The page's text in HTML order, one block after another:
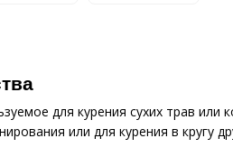
для курения сухих трав
или для курения в кругу